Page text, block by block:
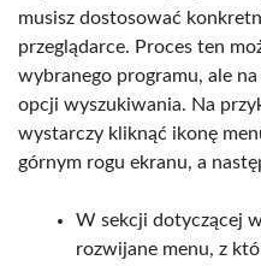
musisz dostosować
przeglądarce. Proces ten
wybranego programu, ale
opcji wyszukiwania. Na
wystarczy kliknąć ikonę
górnym rogu ekranu, a
W sekcji dotyczącej
rozwijane menu, z